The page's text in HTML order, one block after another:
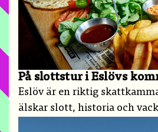
På slottstur i Eslövs
Eslöv är en riktig
älskar slott, historia och